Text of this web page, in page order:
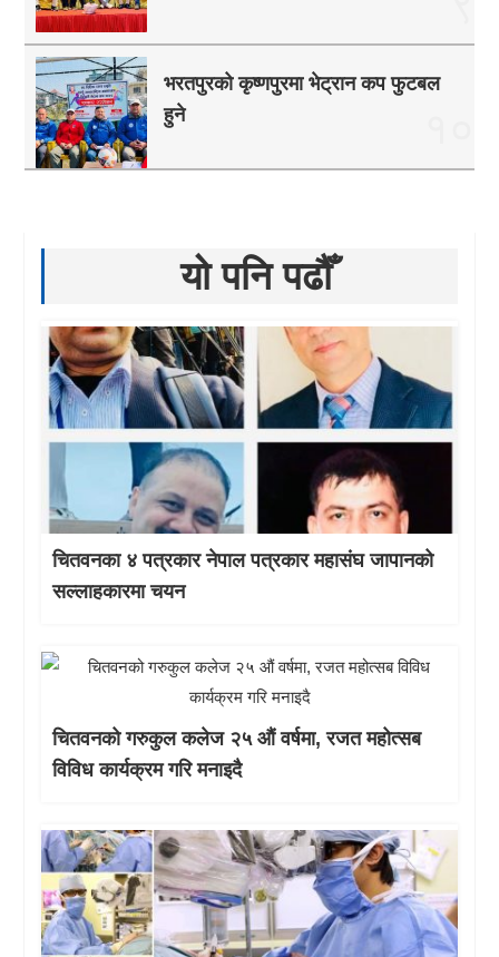
भरतपुरको कृष्णपुरमा भेट्रान कप फुटबल
हुने
यो पनि पढौँ
चितवनका ४ पत्रकार नेपाल पत्रकार महासंघ जापानको
सल्लाहकारमा चयन
चितवनको गरुकुल कलेज २५ औं वर्षमा, रजत महोत्सब
विविध कार्यक्रम गरि मनाइदै